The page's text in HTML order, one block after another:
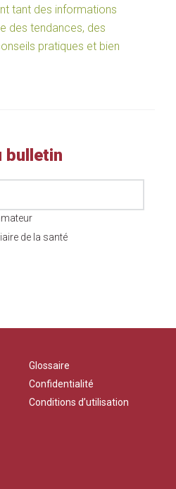
tant des informations
des tendances, des
pratiques et bien
bulletin
de la santé
Glossaire
Confidentialité
Conditions d’utilisation